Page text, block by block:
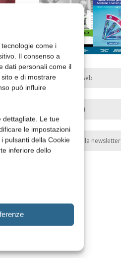
come i
Il consenso a
dati personali come il
e di mostrare
può influire
dettagliate. Le tue
le impostazioni
pulsanti della Cookie
inferiore dello
Edicola web
Abbonati
Iscriviti alla newsletter